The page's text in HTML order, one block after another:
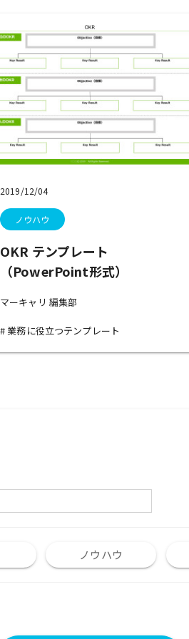
2019/12/04
ノウハウ
OKR テンプレート
（PowerPoint形式）
マーキャリ 編集部
業務に役立つテンプレート
ノウハウ